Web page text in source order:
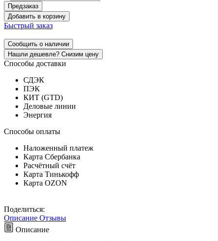
Предзаказ
Добавить в корзину
Быстрый заказ
Сообщить о наличии
Нашли дешевле? Снизим цену
Способы доставки
СДЭК
ПЭК
КИТ (GTD)
Деловые линии
Энергия
Способы оплаты
Наложенный платеж
Карта Сбербанка
Расчётный счёт
Карта Тинькофф
Карта OZON
Поделиться:
Описание Отзывы
Описание